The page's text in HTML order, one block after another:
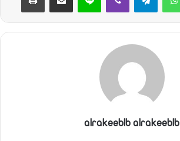
alrakeeblb alrakeeblb